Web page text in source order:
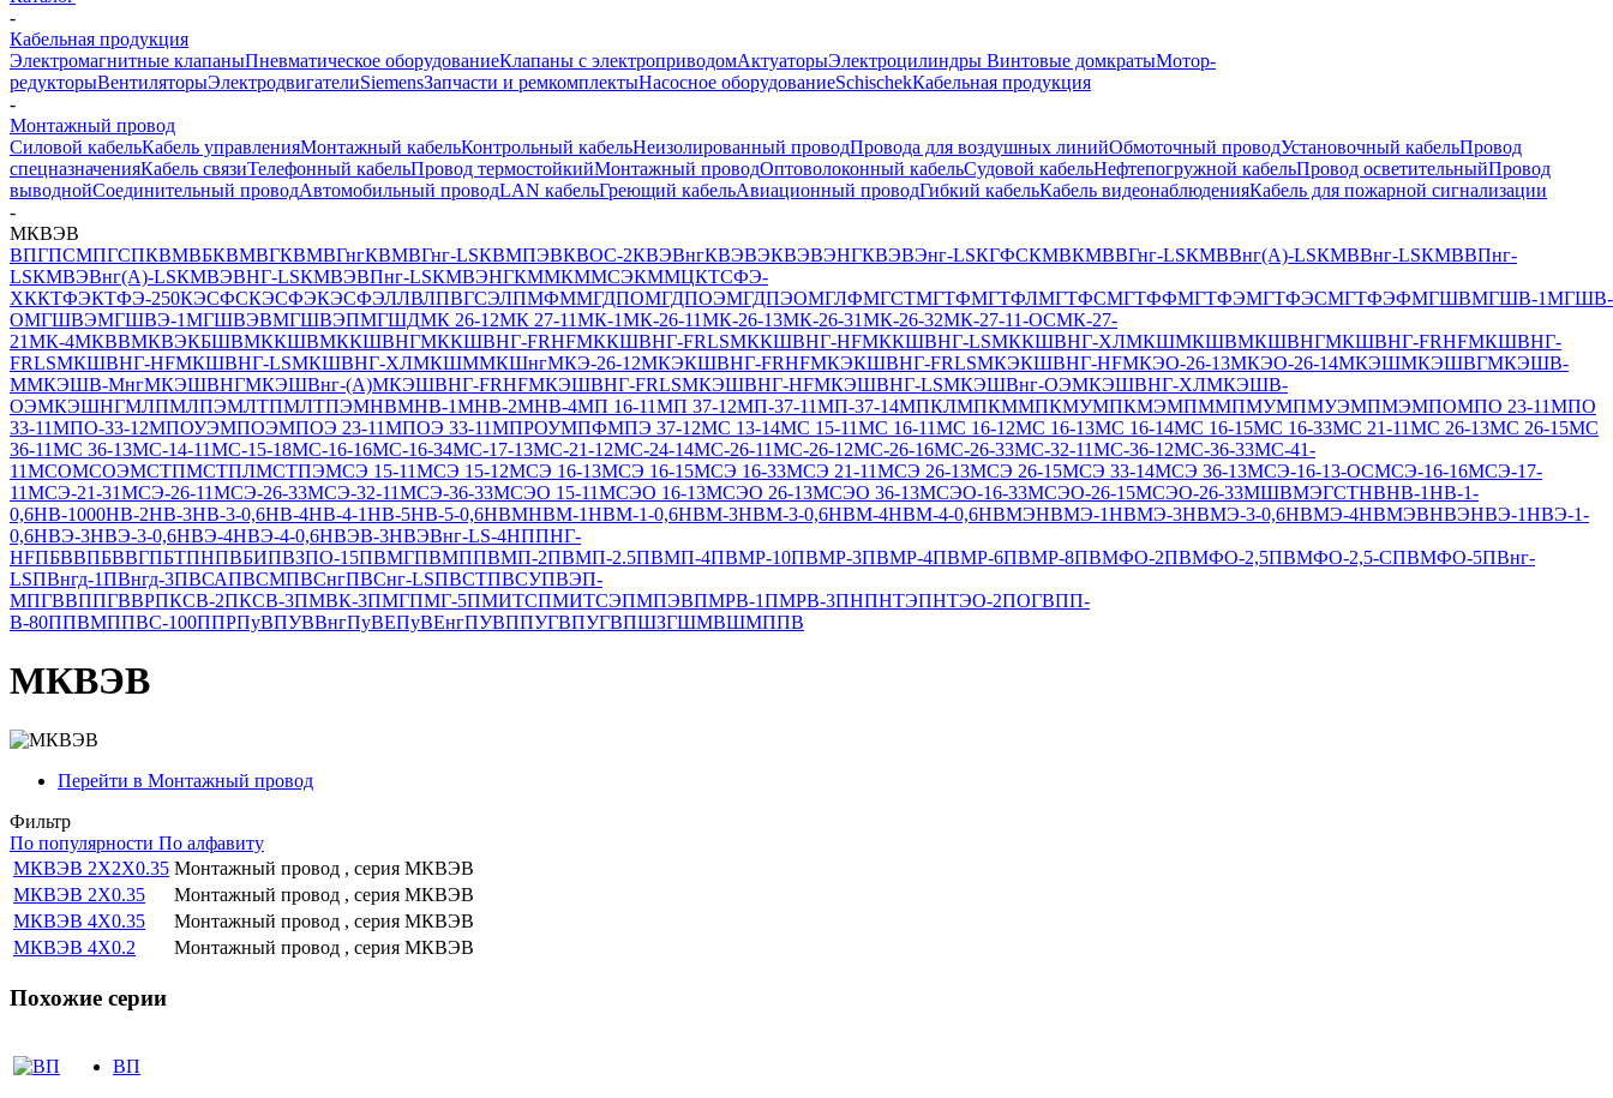
-
Кабельная продукция
Электромагнитные клапаныПневматическое оборудованиеКлапаны с электроприводомАктуаторыЭлектроцилиндры Винтовые домкратыМотор-
редукторыВентиляторыЭлектродвигателиSiemensЗапчасти и ремкомплектыНасосное оборудованиеSchischekКабельная продукция
-
Монтажный провод
Силовой кабельКабель управленияМонтажный кабельКонтрольный кабельНеизолированный проводПровода для воздушных линийОбмоточный проводУстановочный кабельПровод
спецназначенияКабель связиТелефонный кабельПровод термостойкийМонтажный проводОптоволоконный кабельСудовой кабельНефтепогружной кабельПровод осветительныйПровод
выводнойСоединительный проводАвтомобильный проводLAN кабельГреющий кабельАвиационный проводГибкий кабельКабель видеонаблюденияКабель для пожарной сигнализации
-
МКВЭВ
ВПГПСМПГСПКВМВБКВМВГКВМВГнгКВМВГнг-LSКВМПЭВКВОС-2КВЭВнгКВЭВЭКВЭВЭНГКВЭВЭнг-LSКГФСКМВКМВВГнг-LSКМВВнг(А)-LSКМВВнг-LSКМВВПнг-
LSКМВЭВнг(А)-LSКМВЭВНГ-LSКМВЭВПнг-LSКМВЭНГКММКММСЭКММЦКТСФЭ-
ХККТФЭКТФЭ-250КЭСФСКЭСФЭКЭСФЭЛЛВЛПВГСЭЛПМФММГДПОМГДПОЭМГДПЭОМГЛФМГСТМГТФМГТФЛМГТФСМГТФФМГТФЭМГТФЭСМГТФЭФМГШВМГШВ-1МГШВ-
ОМГШВЭМГШВЭ-1МГШВЭВМГШВЭПМГШДМК 26-12МК 27-11МК-1МК-26-11МК-26-13МК-26-31МК-26-32МК-27-11-ОСМК-27-
21МК-4МКВВМКВЭКБШВМККШВМККШВНГМККШВНГ-FRHFМККШВНГ-FRLSМККШВНГ-HFМККШВНГ-LSМККШВНГ-ХЛМКШМКШВМКШВНГМКШВНГ-FRHFМКШВНГ-
FRLSМКШВНГ-HFМКШВНГ-LSМКШВНГ-ХЛМКШММКШнгМКЭ-26-12МКЭКШВНГ-FRHFМКЭКШВНГ-FRLSМКЭКШВНГ-HFМКЭО-26-13МКЭО-26-14МКЭШМКЭШВГМКЭШВ-
ММКЭШВ-МнгМКЭШВНГМКЭШВнг-(А)МКЭШВНГ-FRHFМКЭШВНГ-FRLSМКЭШВНГ-HFМКЭШВНГ-LSМКЭШВнг-ОЭМКЭШВНГ-ХЛМКЭШВ-
ОЭМКЭШНГМЛПМЛПЭМЛТПМЛТПЭМНВМНВ-1МНВ-2МНВ-4МП 16-11МП 37-12МП-37-11МП-37-14МПКЛМПКММПКМУМПКМЭМПММПМУМПМУЭМПМЭМПОМПО 23-11МПО
33-11МПО-33-12МПОУЭМПОЭМПОЭ 23-11МПОЭ 33-11МПРОУМПФМПЭ 37-12МС 13-14МС 15-11МС 16-11МС 16-12МС 16-13МС 16-14МС 16-15МС 16-33МС 21-11МС 26-13МС 26-15МС
36-11МС 36-13МС-14-11МС-15-18МС-16-16МС-16-34МС-17-13МС-21-12МС-24-14МС-26-11МС-26-12МС-26-16МС-26-33МС-32-11МС-36-12МС-36-33МС-41-
11МСОМСОЭМСТПМСТПЛМСТПЭМСЭ 15-11МСЭ 15-12МСЭ 16-13МСЭ 16-15МСЭ 16-33МСЭ 21-11МСЭ 26-13МСЭ 26-15МСЭ 33-14МСЭ 36-13МСЭ-16-13-ОСМСЭ-16-16МСЭ-17-
11МСЭ-21-31МСЭ-26-11МСЭ-26-33МСЭ-32-11МСЭ-36-33МСЭО 15-11МСЭО 16-13МСЭО 26-13МСЭО 36-13МСЭО-16-33МСЭО-26-15МСЭО-26-33МШВМЭГСТНВНВ-1НВ-1-
0,6НВ-1000НВ-2НВ-3НВ-3-0,6НВ-4НВ-4-1НВ-5НВ-5-0,6НВМНВМ-1НВМ-1-0,6НВМ-3НВМ-3-0,6НВМ-4НВМ-4-0,6НВМЭНВМЭ-1НВМЭ-3НВМЭ-3-0,6НВМЭ-4НВМЭВНВЭНВЭ-1НВЭ-1-
0,6НВЭ-3НВЭ-3-0,6НВЭ-4НВЭ-4-0,6НВЭВ-3НВЭВнг-LS-4НППНГ-
HFПБВВПБВВГПБТПНПВБИПВЗПО-15ПВМГПВМППВМП-2ПВМП-2.5ПВМП-4ПВМР-10ПВМР-3ПВМР-4ПВМР-6ПВМР-8ПВМФО-2ПВМФО-2,5ПВМФО-2,5-СПВМФО-5ПВнг-
LSПВнгд-1ПВнгд-3ПВСАПВСМПВСнгПВСнг-LSПВСТПВСУПВЭП-
МПГВВППГВВРПКСВ-2ПКСВ-3ПМВК-3ПМГПМГ-5ПМИТСПМИТСЭПМПЭВПМРВ-1ПМРВ-3ПНПНТЭПНТЭО-2ПОГВПП-
В-80ППВМППВС-100ППРПуВПУВВнгПуВЕПуВЕнгПУВППУГВПУГВПШЗГШМВШМППВ
МКВЭВ
Перейти в Монтажный провод
Фильтр
По популярности По алфавиту
МКВЭВ 2Х2Х0.35 Монтажный провод , серия МКВЭВ
МКВЭВ 2Х0.35
Монтажный провод , серия МКВЭВ
МКВЭВ 4Х0.35
Монтажный провод , серия МКВЭВ
МКВЭВ 4Х0.2
Монтажный провод , серия МКВЭВ
Похожие серии
ВП